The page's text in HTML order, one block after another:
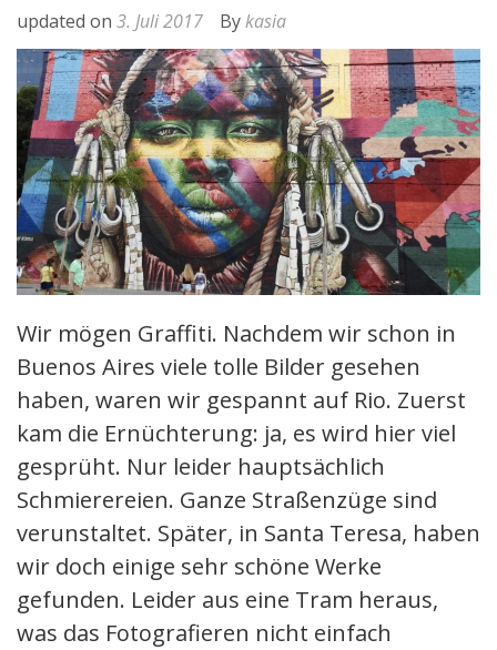
updated on 3. Juli 2017 Bykasia
Wir mögen Graffiti. Nachdem wir schon in
Buenos Aires viele tolle Bilder gesehen
haben, waren wir gespannt auf Rio. Zuerst
kam die Ernüchterung: ja, es wird hier viel
gesprüht. Nur leider hauptsächlich
Schmierereien. Ganze Straßenzüge sind
verunstaltet. Später, in Santa Teresa, haben
wir doch einige sehr schöne Werke
gefunden. Leider aus eine Tram heraus,
was das Fotografieren nicht einfach